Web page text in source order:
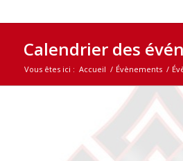
Calendrier des
Vous êtes ici : Accueil / Évènements /